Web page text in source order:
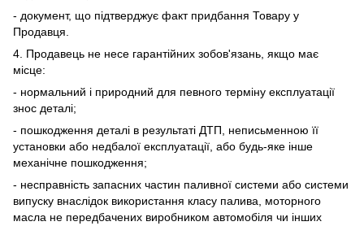
- документ, що підтверджує факт придбання Товару у
Продавця.
4. Продавець не несе гарантійних зобов'язань, якщо має
місце:
- нормальний і природний для певного терміну експлуатації
знос деталі;
- пошкодження деталі в результаті ДТП, неписьменною її
установки або недбалої експлуатації, або будь-яке інше
механічне пошкодження;
- несправність запасних частин паливної системи або системи
випуску внаслідок використання класу палива, моторного
масла не передбачених виробником автомобіля чи інших